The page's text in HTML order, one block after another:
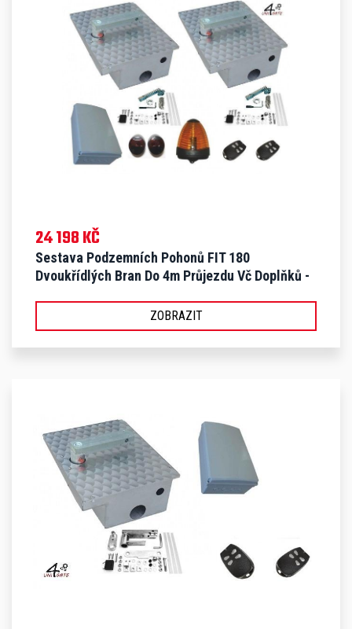
24 198 KČ
Sestava Podzemních Pohonů FIT 180
Dvoukřídlých Bran Do 4m Průjezdu Vč Doplňků -
ZOBRAZIT